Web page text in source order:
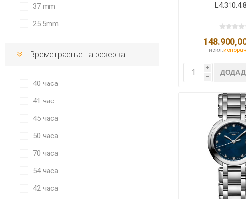
искл.
i
h
37 mm
25.5mm
Времетраење на резерва
40 часа
41 час
45 часа
50 часа
70 часа
54 часа
42 часа